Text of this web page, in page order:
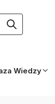
Szukaj
Wiedzy